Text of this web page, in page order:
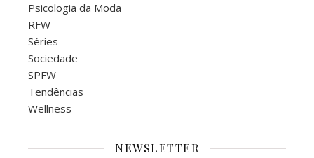
Psicologia da Moda
RFW
Séries
Sociedade
SPFW
Tendências
Wellness
NEWSLETTER